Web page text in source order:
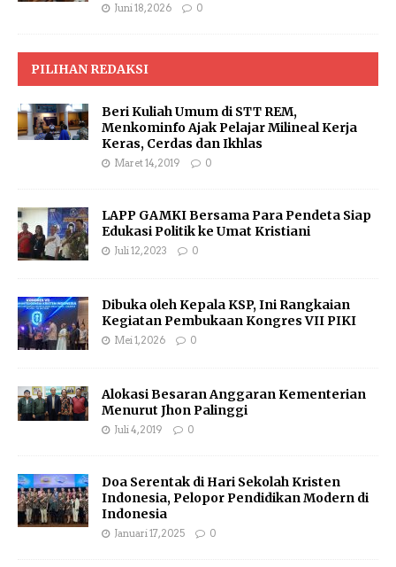
Juni 18, 2026 0
PILIHAN REDAKSI
Beri Kuliah Umum di STT REM,
Menkominfo Ajak Pelajar Milineal Kerja
Keras, Cerdas dan Ikhlas
Maret 14, 2019 0
LAPP GAMKI Bersama Para Pendeta Siap
Edukasi Politik ke Umat Kristiani
Juli 12, 2023 0
Dibuka oleh Kepala KSP, Ini Rangkaian
Kegiatan Pembukaan Kongres VII PIKI
Mei 1, 2026 0
Alokasi Besaran Anggaran Kementerian
Menurut Jhon Palinggi
Juli 4, 2019 0
Doa Serentak di Hari Sekolah Kristen
Indonesia, Pelopor Pendidikan Modern di
Indonesia
Januari 17, 2025 0